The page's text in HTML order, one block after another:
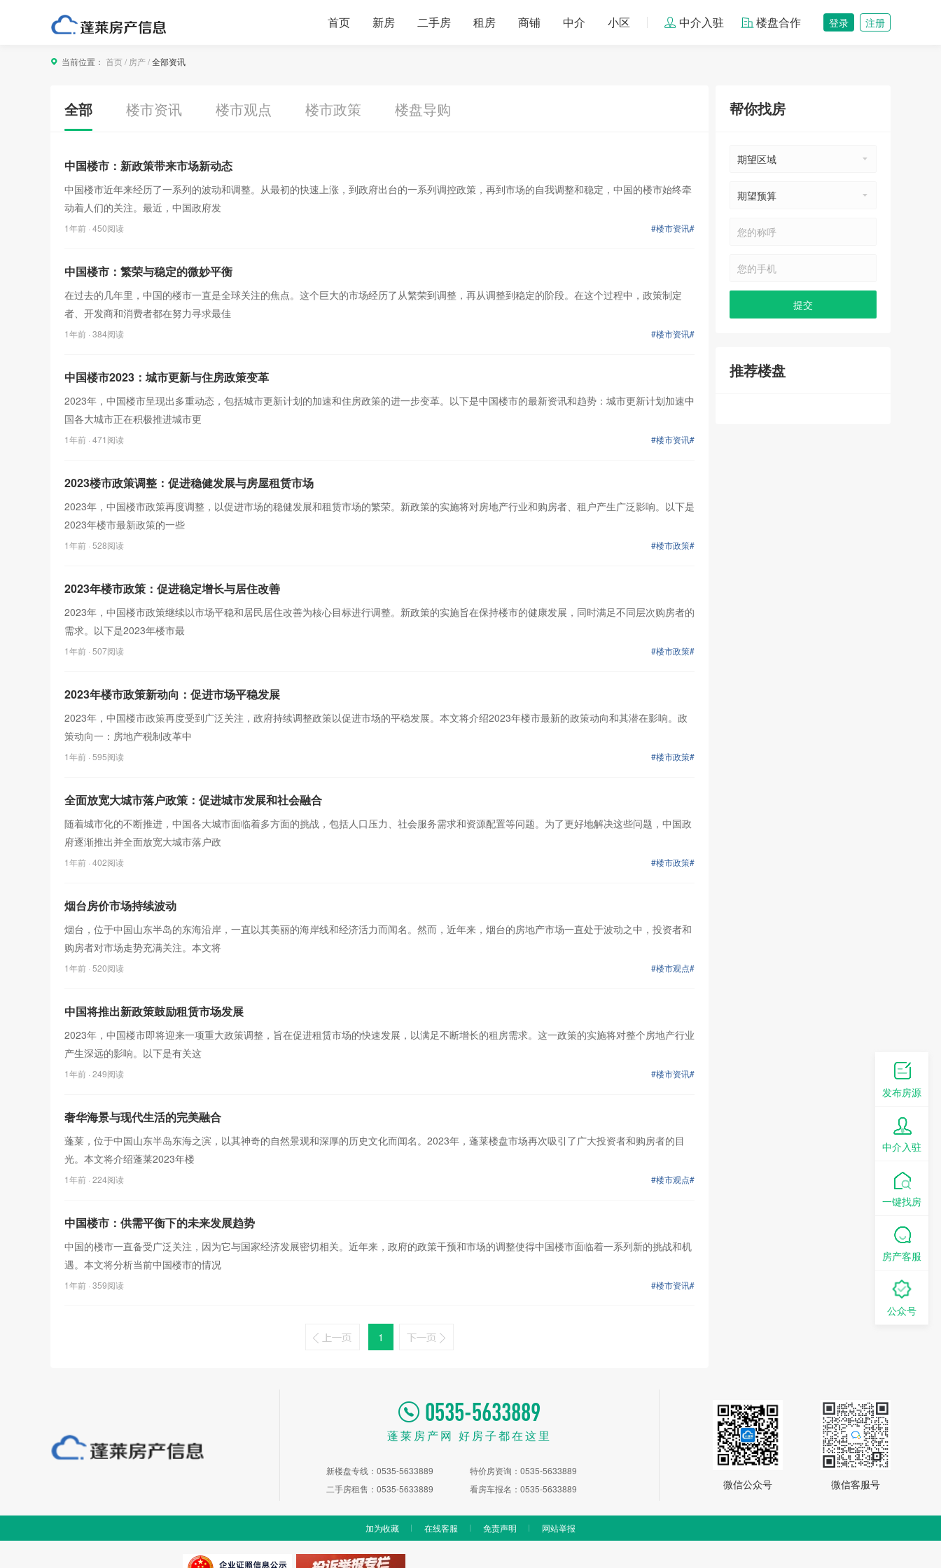
首页 新房 二手房 租房 商铺 中介 小区 中介入驻 楼盘合作 登录 注册
当前位置： 首页/ 房产/全部资讯
全部 楼市资讯 楼市观点 楼市政策 楼盘导购
中国楼市：新政策带来市场新动态
中国楼市近年来经历了一系列的波动和调整。从最初的快速上涨，到政府出台的一系列调控政策，再到市场的自我调整和稳定，中国的楼市始终牵
动着人们的关注。最近，中国政府发
#楼市资讯#
1年前 · 450阅读
中国楼市：繁荣与稳定的微妙平衡
在过去的几年里，中国的楼市一直是全球关注的焦点。这个巨大的市场经历了从繁荣到调整，再从调整到稳定的阶段。在这个过程中，政策制定
者、开发商和消费者都在努力寻求最佳
#楼市资讯#
1年前 · 384阅读
中国楼市2023：城市更新与住房政策变革
2023年，中国楼市呈现出多重动态，包括城市更新计划的加速和住房政策的进一步变革。以下是中国楼市的最新资讯和趋势：城市更新计划加速中
国各大城市正在积极推进城市更
#楼市资讯#
1年前 · 471阅读
2023楼市政策调整：促进稳健发展与房屋租赁市场
2023年，中国楼市政策再度调整，以促进市场的稳健发展和租赁市场的繁荣。新政策的实施将对房地产行业和购房者、租户产生广泛影响。以下是
2023年楼市最新政策的一些
#楼市政策#
1年前 · 528阅读
2023年楼市政策：促进稳定增长与居住改善
2023年，中国楼市政策继续以市场平稳和居民居住改善为核心目标进行调整。新政策的实施旨在保持楼市的健康发展，同时满足不同层次购房者的
需求。以下是2023年楼市最
#楼市政策#
1年前 · 507阅读
2023年楼市政策新动向：促进市场平稳发展
2023年，中国楼市政策再度受到广泛关注，政府持续调整政策以促进市场的平稳发展。本文将介绍2023年楼市最新的政策动向和其潜在影响。政
策动向一：房地产税制改革中
#楼市政策#
1年前 · 595阅读
全面放宽大城市落户政策：促进城市发展和社会融合
随着城市化的不断推进，中国各大城市面临着多方面的挑战，包括人口压力、社会服务需求和资源配置等问题。为了更好地解决这些问题，中国政
府逐渐推出并全面放宽大城市落户政
#楼市政策#
1年前 · 402阅读
烟台房价市场持续波动
烟台，位于中国山东半岛的东海沿岸，一直以其美丽的海岸线和经济活力而闻名。然而，近年来，烟台的房地产市场一直处于波动之中，投资者和
购房者对市场走势充满关注。本文将
#楼市观点#
1年前 · 520阅读
中国将推出新政策鼓励租赁市场发展
2023年，中国楼市即将迎来一项重大政策调整，旨在促进租赁市场的快速发展，以满足不断增长的租房需求。这一政策的实施将对整个房地产行业
产生深远的影响。以下是有关这
#楼市资讯#
1年前 · 249阅读
奢华海景与现代生活的完美融合
蓬莱，位于中国山东半岛东海之滨，以其神奇的自然景观和深厚的历史文化而闻名。2023年，蓬莱楼盘市场再次吸引了广大投资者和购房者的目
光。本文将介绍蓬莱2023年楼
#楼市观点#
1年前 · 224阅读
中国楼市：供需平衡下的未来发展趋势
中国的楼市一直备受广泛关注，因为它与国家经济发展密切相关。近年来，政府的政策干预和市场的调整使得中国楼市面临着一系列新的挑战和机
遇。本文将分析当前中国楼市的情况
#楼市资讯#
1年前 · 359阅读
1
帮你找房
推荐楼盘
0535-5633889
蓬莱房产网 好房子都在这里
新楼盘专线：0535-5633889
特价房资询：0535-5633889
二手房租售：0535-5633889
看房车报名：0535-5633889 微信公众号 微信客服号
加为收藏 在线客服 免责声明 网站举报
发布房源
中介入驻
一键找房
房产客服
公众号